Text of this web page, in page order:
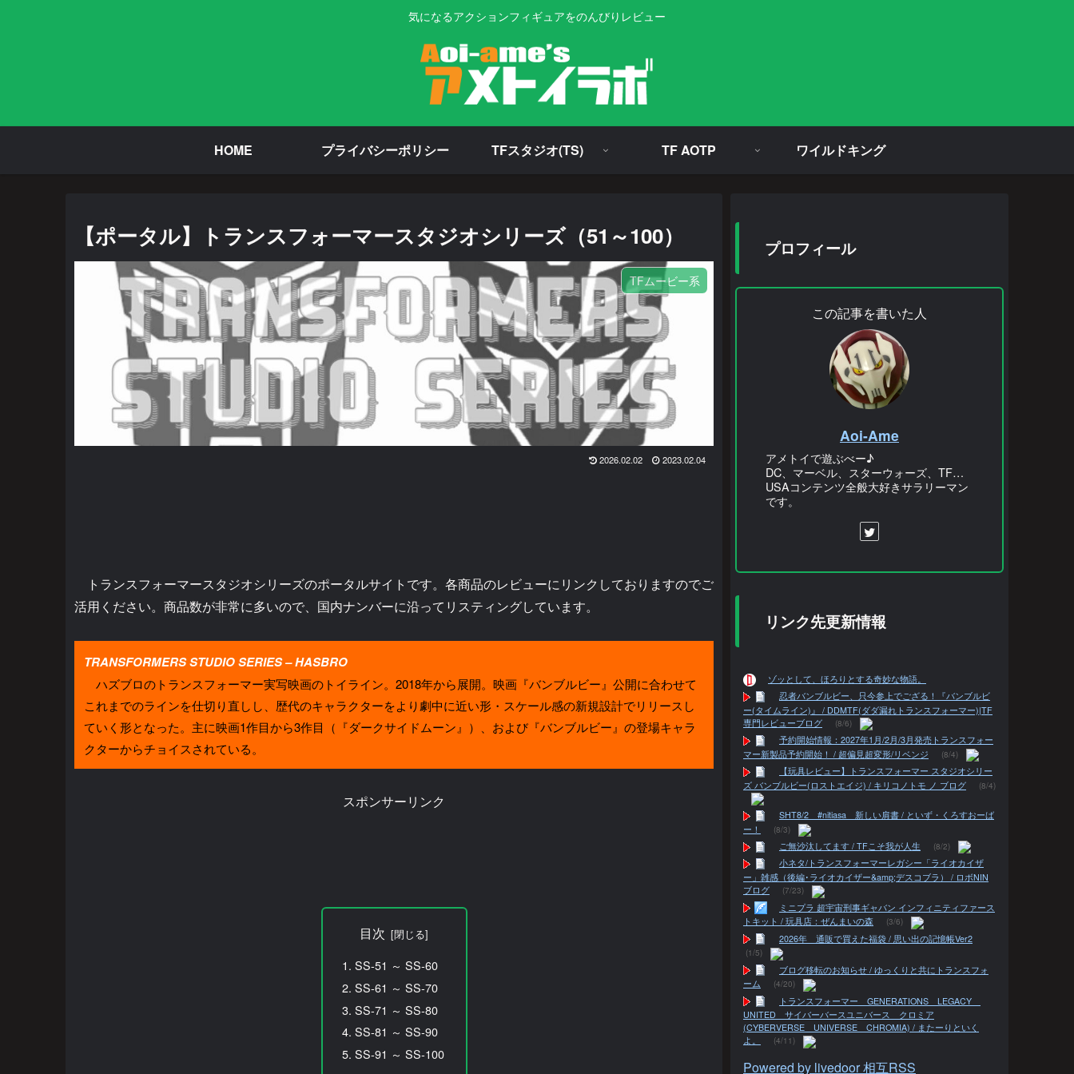
気になるアクションフィギュアをのんびりレビュー
HOME プライバシーポリシー TFスタジオ(TS) TF AOTP ワイルドキング
【ポータル】トランスフォーマースタジオシリーズ（51～100）
TFムービー系
2026.02.02 2023.02.04
トランスフォーマースタジオシリーズのポータルサイトです。各商品のレビューにリンクしておりますのでご
活用ください。商品数が非常に多いので、国内ナンバーに沿ってリスティングしています。
TRANSFORMERS STUDIO SERIES – HASBRO
ハズブロのトランスフォーマー実写映画のトイライン。2018年から展開。映画『バンブルビー』公開に合わせて
これまでのラインを仕切り直しし、歴代のキャラクターをより劇中に近い形・スケール感の新規設計でリリースし
ていく形となった。主に映画1作目から3作目（『ダークサイドムーン』）、および『バンブルビー』の登場キャラ
クターからチョイスされている。
スポンサーリンク
目次
SS-51 ～ SS-60
SS-61 ～ SS-70
SS-71 ～ SS-80
SS-81 ～ SS-90
SS-91 ～ SS-100
プロフィール
この記事を書いた人
Aoi-Ame
アメトイで遊ぶべー♪
DC、マーベル、スターウォーズ、TF…
USAコンテンツ全般大好きサラリーマン
です。
リンク先更新情報
ゾッとして、ほろりとする奇妙な物語。
忍者バンブルビー、只今参上でござる！『バンブルビ
ー(タイムライン)』 / DDMTF(ダダ漏れトランスフォーマー)|TF
専門レビューブログ
(8/6)
予約開始情報：2027年1月/2月/3月発売トランスフォー
マー新製品予約開始！ / 超偏見超変形/リベンジ
(8/4)
【玩具レビュー】トランスフォーマー スタジオシリー
ズ バンブルビー(ロストエイジ) / キリコノトモ ノ ブログ
(8/4)
SHT8/2 #nitiasa 新しい肩書 / といず・くろすおーば
ー！
(8/3)
ご無沙汰してます / TFこそ我が人生 (8/2)
小ネタ/トランスフォーマーレガシー「ライオカイザ
ー」雑感（後編･ライオカイザー&amp;デスコブラ） / ロボNIN
ブログ
(7/23)
ミニプラ 超宇宙刑事ギャバン インフィニティファース
トキット / 玩具店：ぜんまいの森
(3/6)
2026年 通販で買えた福袋 / 思い出の記憶帳Ver2
(1/5)
ブログ移転のお知らせ / ゆっくりと共にトランスフォ
ーム
(4/20)
トランスフォーマー GENERATIONS LEGACY
UNITED サイバーバースユニバース クロミア
(CYBERVERSE UNIVERSE CHROMIA) / またーりといく
よ。
(4/11)
Powered by livedoor 相互RSS